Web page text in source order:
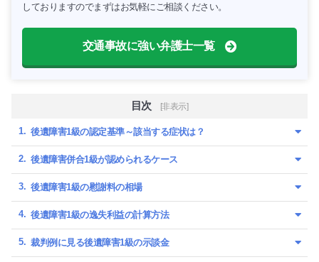
しておりますのでまずはお気軽にご相談ください。
交通事故に強い弁護士一覧
目次 [非表示]
後遺障害1級の認定基準～該当する症状は？
後遺障害併合1級が認められるケース
後遺障害1級の慰謝料の相場
後遺障害1級の逸失利益の計算方法
裁判例に見る後遺障害1級の示談金